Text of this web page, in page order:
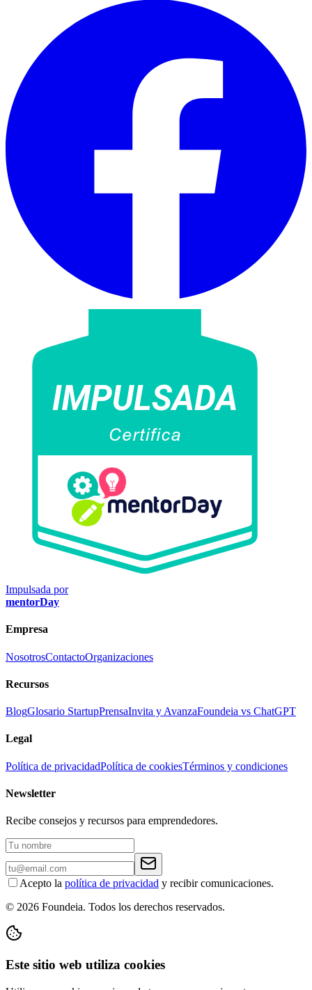
Impulsada por
mentorDay
Empresa
NosotrosContactoOrganizaciones
Recursos
BlogGlosario StartupPrensaInvita y AvanzaFoundeia vs ChatGPT
Legal
Política de privacidadPolítica de cookiesTérminos y condiciones
Newsletter
Recibe consejos y recursos para emprendedores.
Acepto la política de privacidad y recibir comunicaciones.
© 2026 Foundeia. Todos los derechos reservados.
Este sitio web utiliza cookies